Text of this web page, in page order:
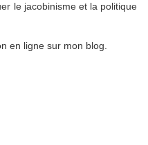
le jacobinisme et la politique
en ligne sur mon blog.